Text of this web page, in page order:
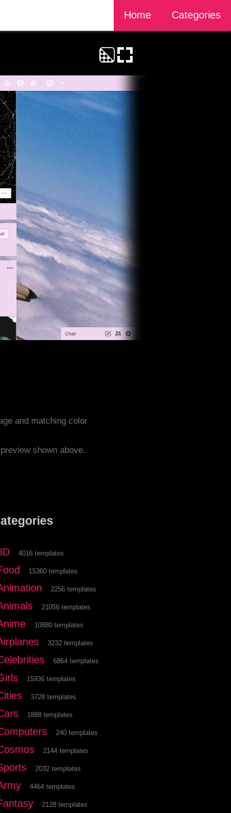
Home Categories
and matching color
shown above.
4016 templates
15360 templates
2256 templates
21056 templates
10880 templates
3232 templates
6864 templates
15936 templates
3728 templates
1888 templates
240 templates
2144 templates
2032 templates
4464 templates
2128 templates